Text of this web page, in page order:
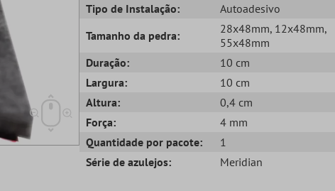
Tipo de Instalação:
Autoadesivo
Tamanho da pedra:
28x48mm, 12x48mm,
55x48mm
Duração:
10 cm
Largura:
10 cm
Altura:
0,4 cm
Força:
4 mm
Quantidade por pacote:
1
Série de azulejos:
Meridian